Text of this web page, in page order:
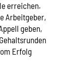
erreichen.
Arbeitgeber,
geben,
Erfolg